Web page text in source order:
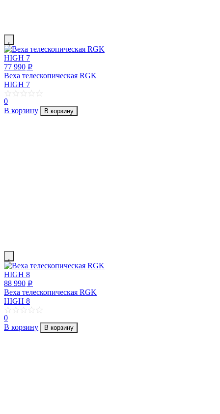
77 990 p
Веха телескопическая RGK
HIGH 7
0
В корзину
В корзину
88 990 p
Веха телескопическая RGK
HIGH 8
0
В корзину
В корзину